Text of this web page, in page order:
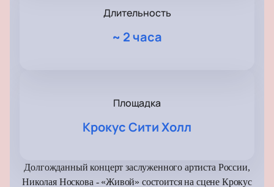
Длительность
~ 2 часа
Площадка
Крокус Сити Холл
Долгожданный концерт заслуженного артиста России,
Николая Носкова - «Живой» состоится на сцене Крокус